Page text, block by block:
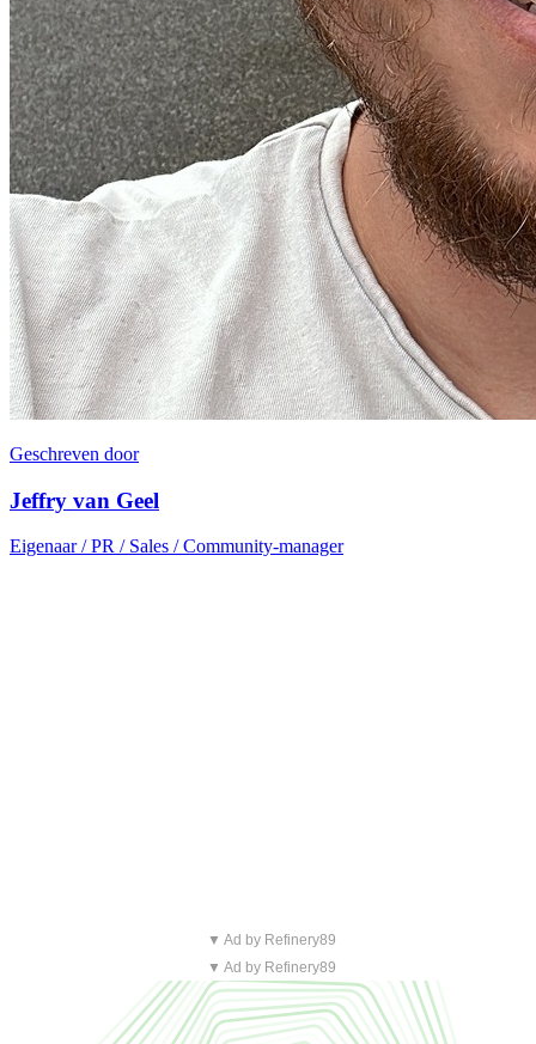
Geschreven door
Jeffry van Geel
Eigenaar / PR / Sales / Community-manager
▼ Ad by Refinery89
▼ Ad by Refinery89